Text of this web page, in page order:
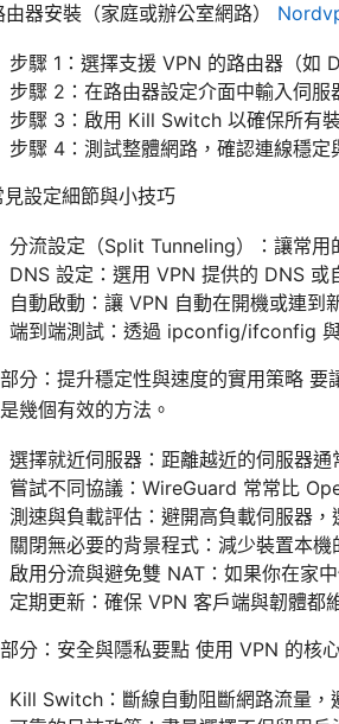
由器安裝（家庭或辦公室網路）
步驟 1：選擇支援 VPN 的路由器（如
步驟 2：在路由器設定介面中輸入伺服
步驟 3：啟用 Kill Switch 以確保所有裝
步驟 4：測試整體網路，確認連線穩定
見設定細節與小技巧
分流設定（Split Tunneling）：讓常用
DNS 設定：選用 VPN 提供的 DNS 或
自動啟動：讓 VPN 自動在開機或連到
端到端測試：透過 ipconfig/ifconfig
分：提升穩定性與速度的實用策略
幾個有效的方法。
選擇就近伺服器：距離越近的伺服器通
嘗試不同協議：WireGuard 常常比
測速與負載評估：避開高負載伺服器，
關閉無必要的背景程式：減少裝置本
啟用分流與避免雙 NAT：如果你在家
定期更新：確保 VPN 客戶端與韌體都
分：安全與隱私要點 使用 VPN 的核
Kill Switch：斷線自動阻斷網路流量，